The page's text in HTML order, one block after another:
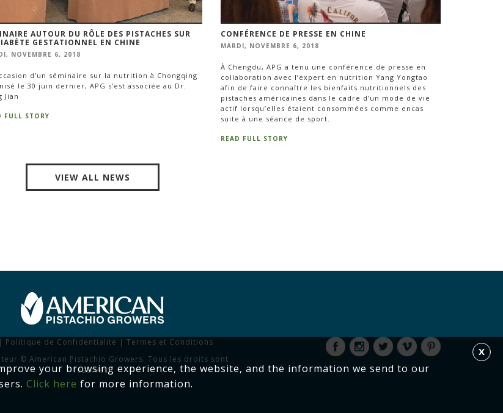
AUTOUR DU RÔLE DES PISTACHES SUR
GESTATIONNEL EN CHINE
NOVEMBRE 6, 2018
d’un séminaire sur la nutrition à Chongqing
le 30 juin dernier, APG s’est associée au Dr.
Jian
FULL STORY
CONFÉRENCE DE PRESSE EN CHINE
MARDI, NOVEMBRE 6, 2018
À Chengdu, APG a tenu une conférence de presse en
collaboration avec l’expert en nutrition Yang Yongtao
afin de faire connaître les bienfaits nutritionnels des
pistaches américaines dans le cadre d’un mode de vie
actif lorsqu’elles étaient consommées comme encas
suite à une séance de sport.
READ FULL STORY
VIEW ALL NEWS
| Politique de Confidentialité | Termes et Conditions
© American Pistachio Growers. Tous les droits sont
réservés.
X
your browsing experience, the website, and the information we send to our
Click here for more information.